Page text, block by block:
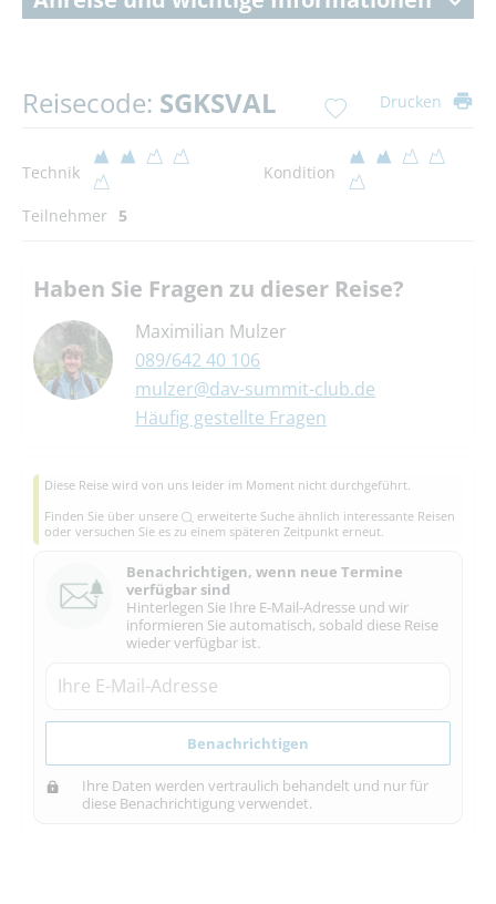
Reisecode: SGKSVAL Drucken
Technik Kondition
Teilnehmer 5
Haben Sie Fragen zu dieser Reise?
Maximilian Mulzer
089/642 40 106
mulzer@dav-summit-club.de
Häufig gestellte Fragen
Diese Reise wird von uns leider im Moment nicht durchgeführt.
Finden Sie über unsere
erweiterte Suche ähnlich interessante Reisen
oder versuchen Sie es zu einem späteren Zeitpunkt erneut.
Benachrichtigen, wenn neue Termine
verfügbar sind
Hinterlegen Sie Ihre E-Mail-Adresse und wir
informieren Sie automatisch, sobald diese Reise
wieder verfügbar ist.
Benachrichtigen
Ihre Daten werden vertraulich behandelt und nur für
diese Benachrichtigung verwendet.